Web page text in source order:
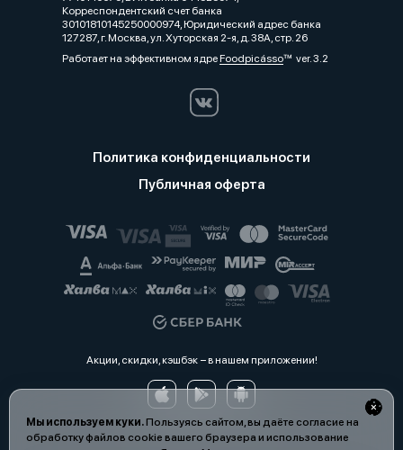
Мы используем куки.Пользуясь сайтом, вы даёте согласие на
обработку файлов cookie вашего браузера и использование
Корреспондентский счет банка
30101810145250000974, Юридический адрес банка
127287, г. Москва, ул. Хуторская 2-я, д. 38А, стр. 26
Работает на эффективном ядреFoodpicássover. 3.2
Политика конфиденциальности
Публичная оферта
Акции, скидки, кэшбэк − в нашем приложении!